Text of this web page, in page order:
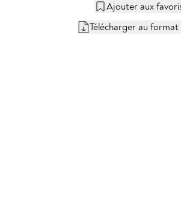
Ajouter aux
Télécharger au